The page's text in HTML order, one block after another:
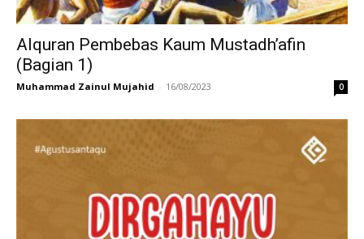
Alquran Pembebas Kaum Mustadh’afin
(Bagian 1)
Muhammad Zainul Mujahid - 16/08/2023 0